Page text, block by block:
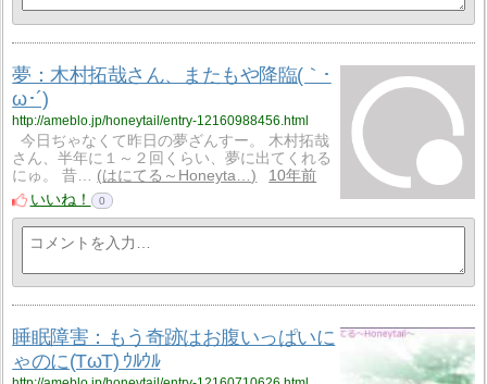
夢：木村拓哉さん、またもや降臨(｀･
ω･´)
http://ameblo.jp/honeytail/entry-12160988456.html
今日ぢゃなくて昨日の夢ざんすー。 木村拓哉
さん、半年に１～２回くらい、夢に出てくれる
にゅ。 昔…
はにてる～Honeyta…
10年前
いいね！
0
睡眠障害：もう奇跡はお腹いっぱいに
ゃのに(TωT) ｳﾙｳﾙ